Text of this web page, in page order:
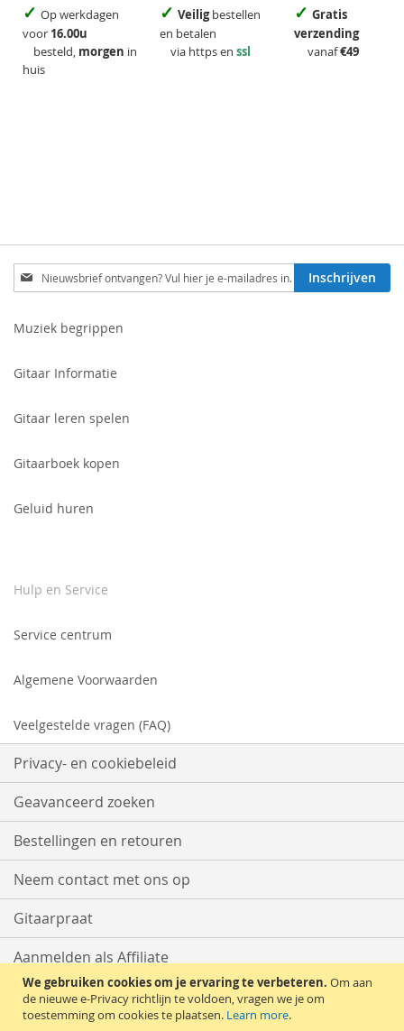
We gebruiken cookies om je ervaring te verbeteren. Om aan
de nieuwe e-Privacy richtlijn te voldoen, vragen we je om
toestemming om cookies te plaatsen. Learn more.
✓ Op werkdagen
voor 16.00u
besteld, morgen in
huis
✓ Veiligbestellen
en betalen
via https en ssl
✓ Gratis
verzending
vanaf€49
Schrijf
je
voor
Inschrijven
Muziek begrippen
Gitaar Informatie
Gitaar leren spelen
Gitaarboek kopen
Geluid huren
Hulp en Service
Service centrum
Algemene Voorwaarden
Veelgestelde vragen (FAQ)
Privacy- en cookiebeleid
Geavanceerd zoeken
Bestellingen en retouren
Neem contact met ons op
Gitaarpraat
Aanmelden als Affiliate
Start met Verkopen